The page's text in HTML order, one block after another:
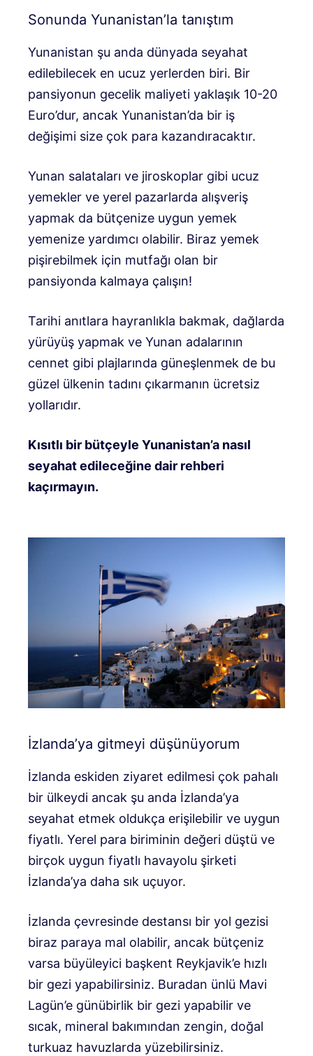
Sonunda Yunanistan’la tanıştım
Yunanistan şu anda dünyada seyahat
edilebilecek en ucuz yerlerden biri. Bir
pansiyonun gecelik maliyeti yaklaşık 10-20
Euro’dur, ancak Yunanistan’da bir iş
değişimi size çok para kazandıracaktır.
Yunan salataları ve jiroskoplar gibi ucuz
yemekler ve yerel pazarlarda alışveriş
yapmak da bütçenize uygun yemek
yemenize yardımcı olabilir. Biraz yemek
pişirebilmek için mutfağı olan bir
pansiyonda kalmaya çalışın!
Tarihi anıtlara hayranlıkla bakmak, dağlarda
yürüyüş yapmak ve Yunan adalarının
cennet gibi plajlarında güneşlenmek de bu
güzel ülkenin tadını çıkarmanın ücretsiz
yollarıdır.
Kısıtlı bir bütçeyle Yunanistan’a nasıl
seyahat edileceğine dair rehberi
kaçırmayın.
İzlanda’ya gitmeyi düşünüyorum
İzlanda eskiden ziyaret edilmesi çok pahalı
bir ülkeydi ancak şu anda İzlanda’ya
seyahat etmek oldukça erişilebilir ve uygun
fiyatlı. Yerel para biriminin değeri düştü ve
birçok uygun fiyatlı havayolu şirketi
İzlanda’ya daha sık uçuyor.
İzlanda çevresinde destansı bir yol gezisi
biraz paraya mal olabilir, ancak bütçeniz
varsa büyüleyici başkent Reykjavik’e hızlı
bir gezi yapabilirsiniz. Buradan ünlü Mavi
Lagün’e günübirlik bir gezi yapabilir ve
sıcak, mineral bakımından zengin, doğal
turkuaz havuzlarda yüzebilirsiniz.